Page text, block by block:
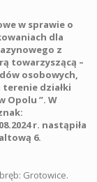
w sprawie o
dla
z
towarzyszącą –
osobowych,
działki
Opolu ”. W
r. nastąpiła
6.
Grotowice.